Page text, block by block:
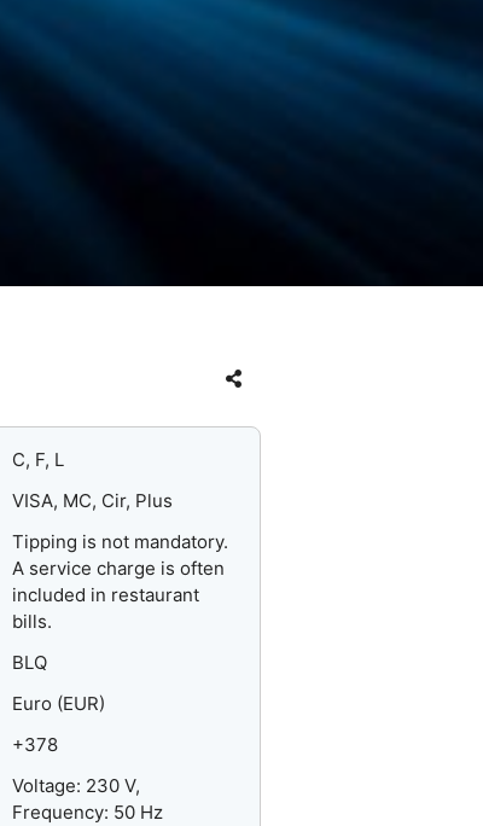
C, F, L
VISA, MC, Cir, Plus
Tipping is not mandatory.
A service charge is often
included in restaurant
bills.
BLQ
Euro (EUR)
+378
Voltage: 230 V,
Frequency: 50 Hz